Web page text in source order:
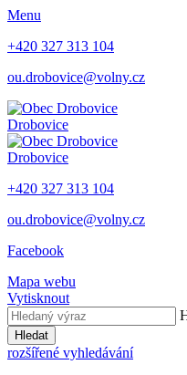
Menu
+420 327 313 104
ou.drobovice@volny.cz
Drobovice
Drobovice
+420 327 313 104
ou.drobovice@volny.cz
Facebook
Mapa webu
Vytisknout
Hledat
rozšířené vyhledávání